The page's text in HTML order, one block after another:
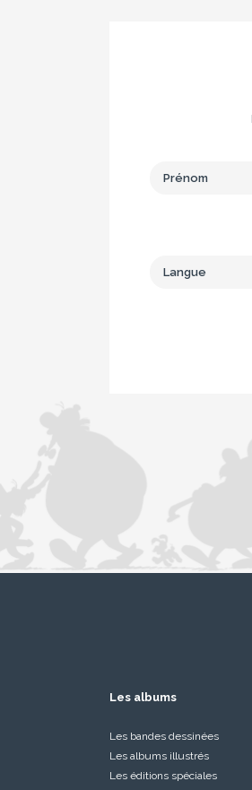
Les albums
Les bandes dessinées
Les albums illustrés
Les éditions spéciales